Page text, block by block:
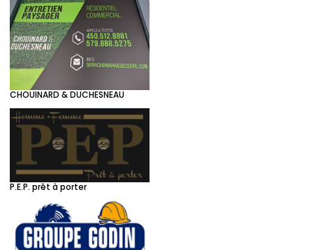
CHOUINARD & DUCHESNEAU
P.E.P. prêt à porter